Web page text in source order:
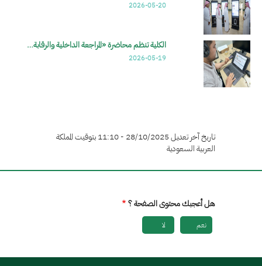
2026-05-20
الكلية تنظم محاضرة «المراجعة الداخلية والرقابة…
2026-05-19
تاريخ آخر تعديل 28/10/2025 - 11:10 بتوقيت المملكة
العربية السعودية
هل أعجبك محتوى الصفحة ؟
نعم لا